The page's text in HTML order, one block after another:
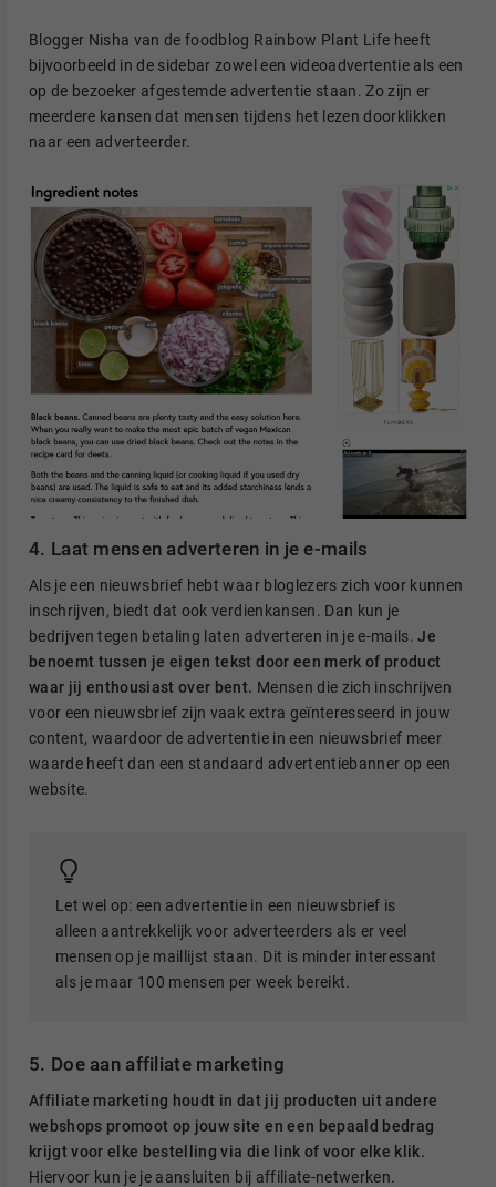
Blogger Nisha van de foodblog Rainbow Plant Life heeft
bijvoorbeeld in de sidebar zowel een videoadvertentie als een
op de bezoeker afgestemde advertentie staan. Zo zijn er
meerdere kansen dat mensen tijdens het lezen doorklikken
naar een adverteerder.
4. Laat mensen adverteren in je e-mails
Als je een nieuwsbrief hebt waar bloglezers zich voor kunnen
inschrijven, biedt dat ook verdienkansen. Dan kun je
bedrijven tegen betaling laten adverteren in je e-mails.Je
benoemt tussen je eigen tekst door een merk of product
waar jij enthousiast over bent. Mensen die zich inschrijven
voor een nieuwsbrief zijn vaak extra geïnteresseerd in jouw
content, waardoor de advertentie in een nieuwsbrief meer
waarde heeft dan een standaard advertentiebanner op een
website.
Let wel op: een advertentie in een nieuwsbrief is
alleen aantrekkelijk voor adverteerders als er veel
mensen op je maillijst staan. Dit is minder interessant
als je maar 100 mensen per week bereikt.
5. Doe aan affiliate marketing
Affiliate marketing houdt in dat jij producten uit andere
webshops promoot op jouw site en een bepaald bedrag
krijgt voor elke bestelling via die link of voor elke klik.
Hiervoor kun je je aansluiten bij affiliate-netwerken.